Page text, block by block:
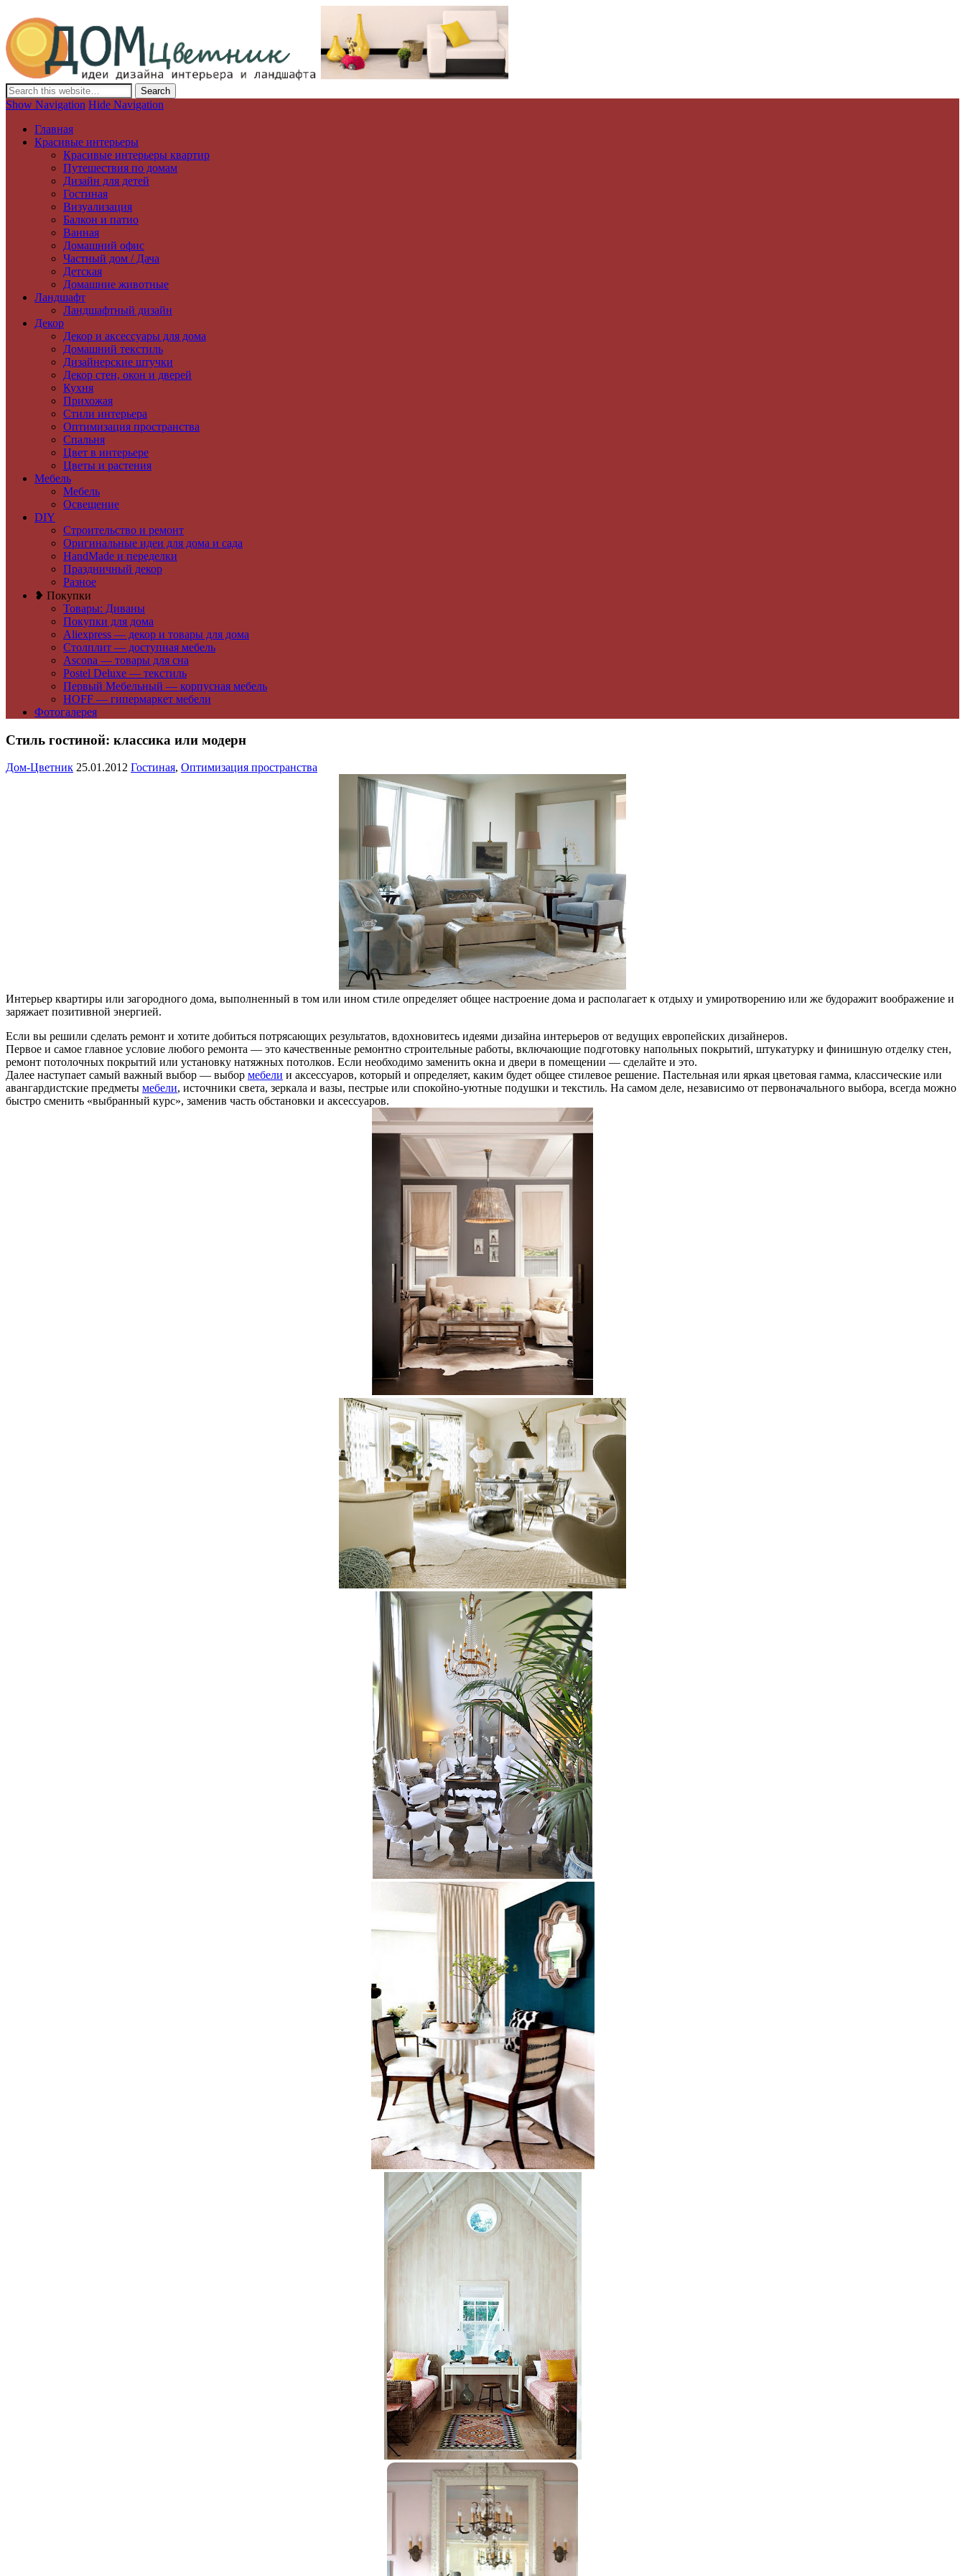
Дизайн интерьера и ландшафта, декор и обустройство дома. Идеи со всего мира.
Show Navigation Hide Navigation
Главная
Красивые интерьеры
Красивые интерьеры квартир
Путешествия по домам
Дизайн для детей
Гостиная
Визуализация
Балкон и патио
Ванная
Домашний офис
Частный дом / Дача
Детская
Домашние животные
Ландшафт
Ландшафтный дизайн
Декор
Декор и аксессуары для дома
Домашний текстиль
Дизайнерские штучки
Декор стен, окон и дверей
Кухня
Прихожая
Стили интерьера
Оптимизация пространства
Спальня
Цвет в интерьере
Цветы и растения
Мебель
Мебель
Освещение
DIY
Строительство и ремонт
Оригинальные идеи для дома и сада
HandMade и переделки
Праздничный декор
Разное
❥ Покупки
Товары: Диваны
Покупки для дома
Aliexpress — декор и товары для дома
Столплит — доступная мебель
Ascona — товары для сна
Postel Deluxe — текстиль
Первый Мебельный — корпусная мебель
HOFF — гипермаркет мебели
Фотогалерея
Стиль гостиной: классика или модерн
Дом-Цветник 25.01.2012 Гостиная, Оптимизация пространства
Интерьер квартиры или загородного дома, выполненный в том или ином стиле определяет общее настроение дома и располагает к отдыху и умиротворению или же будоражит воображение и
заряжает позитивной энергией.
Если вы решили сделать ремонт и хотите добиться потрясающих результатов, вдохновитесь идеями дизайна интерьеров от ведущих европейских дизайнеров.
Первое и самое главное условие любого ремонта — это качественные ремонтно строительные работы, включающие подготовку напольных покрытий, штукатурку и финишную отделку стен,
ремонт потолочных покрытий или установку натяжных потолков. Если необходимо заменить окна и двери в помещении — сделайте и это.
Далее наступает самый важный выбор — выбор мебели и аксессуаров, который и определяет, каким будет общее стилевое решение. Пастельная или яркая цветовая гамма, классические или
авангардистские предметы мебели, источники света, зеркала и вазы, пестрые или спокойно-уютные подушки и текстиль. На самом деле, независимо от первоначального выбора, всегда можно
быстро сменить «выбранный курс», заменив часть обстановки и аксессуаров.